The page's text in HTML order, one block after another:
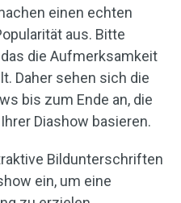
einen echten
aus. Bitte
die Aufmerksamkeit
Daher sehen sich die
bis zum Ende an, die
Diashow basieren.
Bildunterschriften
ein, um eine